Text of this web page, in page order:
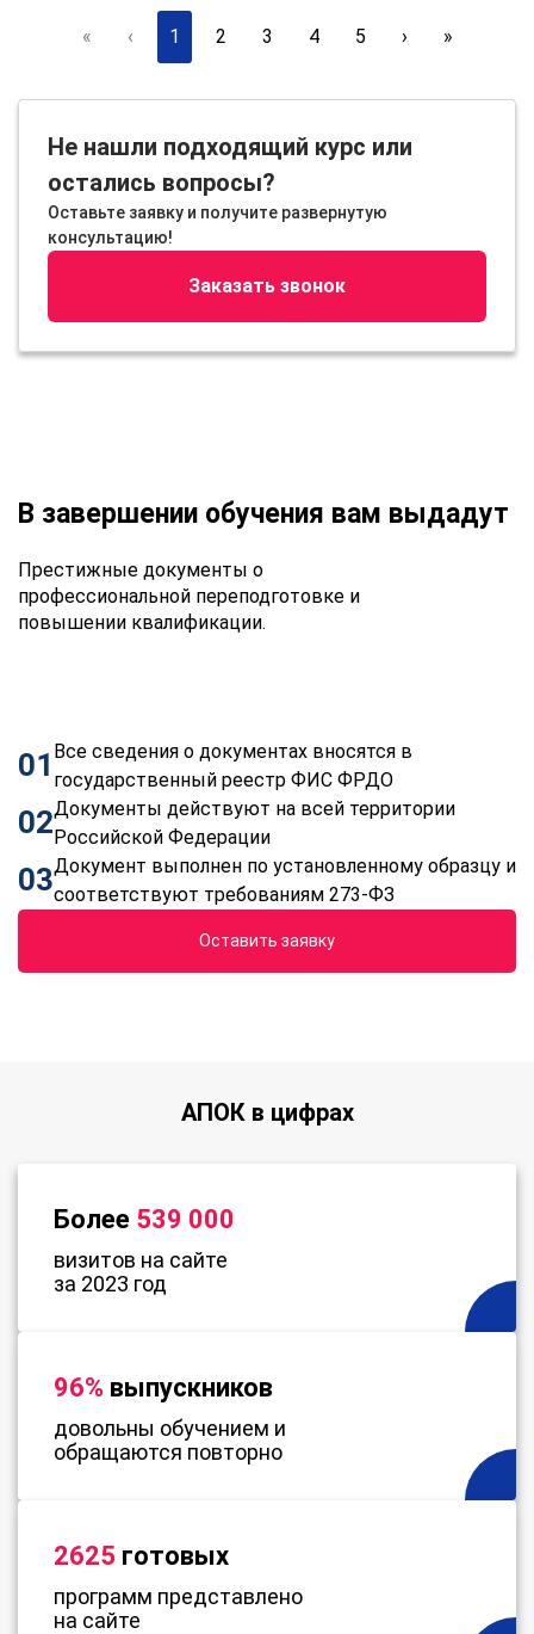
« ‹ 1 2 3 4 5 › »
Не нашли подходящий курс или
остались вопросы?
Оставьте заявку и получите развернутую
консультацию!
Заказать звонок
В завершении обучения вам выдадут
Престижные документы о
профессиональной переподготовке и
повышении квалификации.
01 Все сведения о документах вносятся в
государственный реестр ФИС ФРДО
02Документы действуют на всей территории
Российской Федерации
03Документ выполнен по установленному образцу и
соответствуют требованиям 273-ФЗ
Оставить заявку
АПОК в цифрах
Более 539 000
визитов на сайте
за 2023 год
96% выпускников
довольны обучением и
обращаются повторно
2625 готовых
программ представлено
на сайте